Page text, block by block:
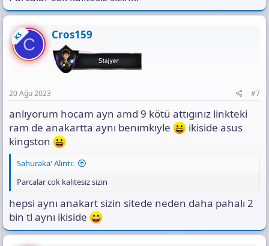
KSC Cros159
20 Ağu 2023 #7
anlıyorum hocam ayn amd 9 kötü attıgınız linkteki
ram de anakartta aynı benımkıyle
ikiside asus
kingston
Sahuraka' Alıntı:
Parcalar cok kalitesiz sizin
hepsi aynı anakart sizin sitede neden daha pahalı 2
bin tl aynı ikiside